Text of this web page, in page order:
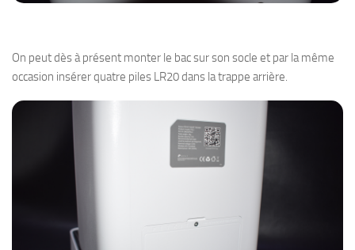
On peut dès à présent monter le bac sur son socle et par la même
occasion insérer quatre piles LR20 dans la trappe arrière.